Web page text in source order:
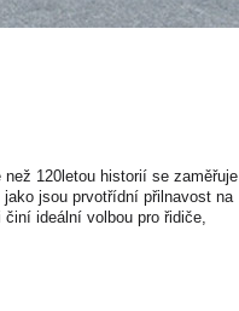
120letou historií se zaměřuje
jsou prvotřídní přilnavost na
ideální volbou pro řidiče,